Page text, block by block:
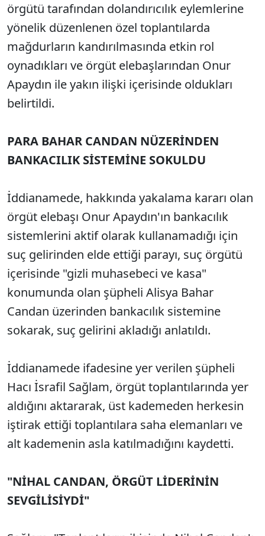
örgütü tarafından dolandırıcılık eylemlerine
yönelik düzenlenen özel toplantılarda
mağdurların kandırılmasında etkin rol
oynadıkları ve örgüt elebaşlarından Onur
Apaydın ile yakın ilişki içerisinde oldukları
belirtildi.
PARA BAHAR CANDAN NÜZERİNDEN
BANKACILIK SİSTEMİNE SOKULDU
İddianamede, hakkında yakalama kararı olan
örgüt elebaşı Onur Apaydın'ın bankacılık
sistemlerini aktif olarak kullanamadığı için
suç gelirinden elde ettiği parayı, suç örgütü
içerisinde "gizli muhasebeci ve kasa"
konumunda olan şüpheli Alisya Bahar
Candan üzerinden bankacılık sistemine
sokarak, suç gelirini akladığı anlatıldı.
İddianamede ifadesine yer verilen şüpheli
Hacı İsrafil Sağlam, örgüt toplantılarında yer
aldığını aktararak, üst kademeden herkesin
iştirak ettiği toplantılara saha elemanları ve
alt kademenin asla katılmadığını kaydetti.
"NİHAL CANDAN, ÖRGÜT LİDERİNİN
SEVGİLİSİYDİ"